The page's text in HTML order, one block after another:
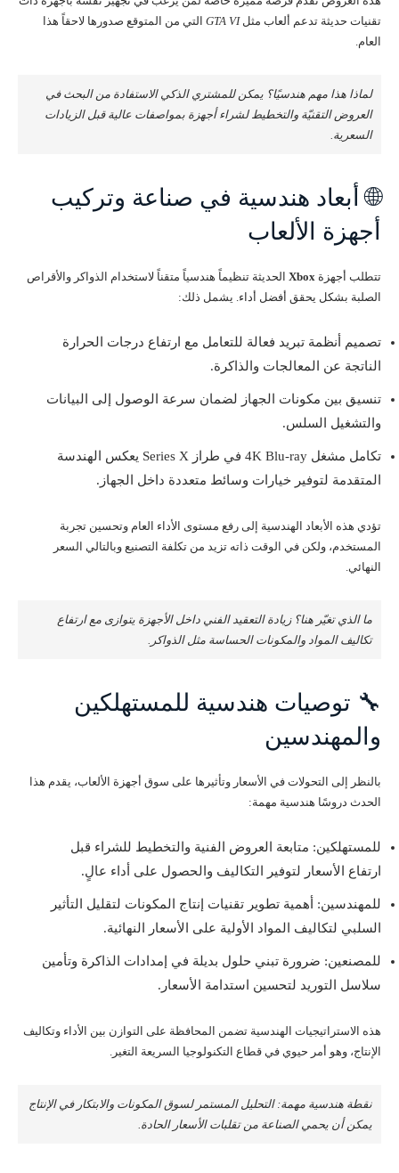
تقنيات حديثة تدعم ألعاب مثلGTA VI التي من المتوقع صدورها لاحقاً هذا
العام.
لماذا هذا مهم هندسيًا؟ يمكن للمشتري الذكي الاستفادة من البحث في
العروض التقنيّة والتخطيط لشراء أجهزة بمواصفات عالية قبل الزيادات
السعرية.
🌐 أبعاد هندسية في صناعة وتركيب
أجهزة الألعاب
تتطلب أجهزة Xbox الحديثة تنظيماً هندسياً متقناً لاستخدام الذواكر والأقراص
الصلبة بشكل يحقق أفضل أداء. يشمل ذلك:
تصميم أنظمة تبريد فعالة للتعامل مع ارتفاع درجات الحرارة
الناتجة عن المعالجات والذاكرة.
تنسيق بين مكونات الجهاز لضمان سرعة الوصول إلى البيانات
والتشغيل السلس.
تكامل مشغل 4K Blu-ray في طراز Series X يعكس الهندسة
المتقدمة لتوفير خيارات وسائط متعددة داخل الجهاز.
تؤدي هذه الأبعاد الهندسية إلى رفع مستوى الأداء العام وتحسين تجربة
المستخدم، ولكن في الوقت ذاته تزيد من تكلفة التصنيع وبالتالي السعر
النهائي.
ما الذي تغيّر هنا؟ زيادة التعقيد الفني داخل الأجهزة يتوازى مع ارتفاع
تكاليف المواد والمكونات الحساسة مثل الذواكر.
🔧 توصيات هندسية للمستهلكين
والمهندسين
بالنظر إلى التحولات في الأسعار وتأثيرها على سوق أجهزة الألعاب، يقدم هذا
الحدث دروسًا هندسية مهمة:
للمستهلكين: متابعة العروض الفنية والتخطيط للشراء قبل
ارتفاع الأسعار لتوفير التكاليف والحصول على أداء عالٍ.
للمهندسين: أهمية تطوير تقنيات إنتاج المكونات لتقليل التأثير
السلبي لتكاليف المواد الأولية على الأسعار النهائية.
للمصنعين: ضرورة تبني حلول بديلة في إمدادات الذاكرة وتأمين
سلاسل التوريد لتحسين استدامة الأسعار.
هذه الاستراتيجيات الهندسية تضمن المحافظة على التوازن بين الأداء وتكاليف
الإنتاج، وهو أمر حيوي في قطاع التكنولوجيا السريعة التغير.
نقطة هندسية مهمة: التحليل المستمر لسوق المكونات والابتكار في الإنتاج
يمكن أن يحمي الصناعة من تقلبات الأسعار الحادة.